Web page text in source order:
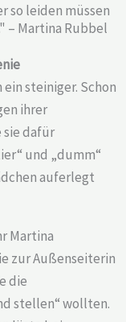
so leiden müssen
– Martina Rubbel
ein steiniger. Schon
ihrer
sie dafür
und „dumm“
auferlegt
Martina
zur Außenseiterin
die
stellen“ wollten.